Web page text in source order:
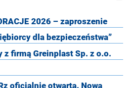
2026 – zaproszenie
dla bezpieczeństwa”
z firmą Greinplast Sp. z o.o.
oficjalnie otwarta. Nowa